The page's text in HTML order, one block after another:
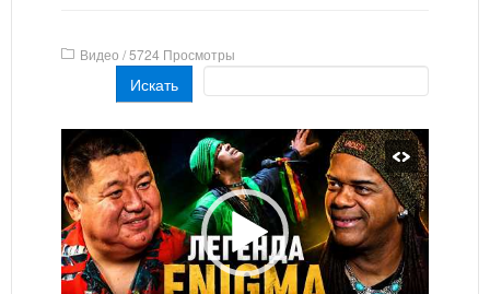
Видео /5724 Просмотры
Искать